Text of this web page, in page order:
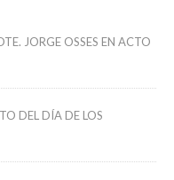
JORGE OSSES EN ACTO
DEL DÍA DE LOS